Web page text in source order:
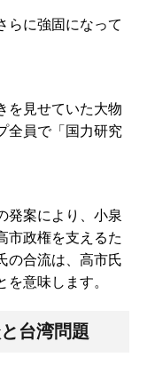
らに強固になって
を見せていた大物
全員で「国力研究
発案により、小泉
市政権を支えるた
の合流は、高市氏
意味します。
台湾問題